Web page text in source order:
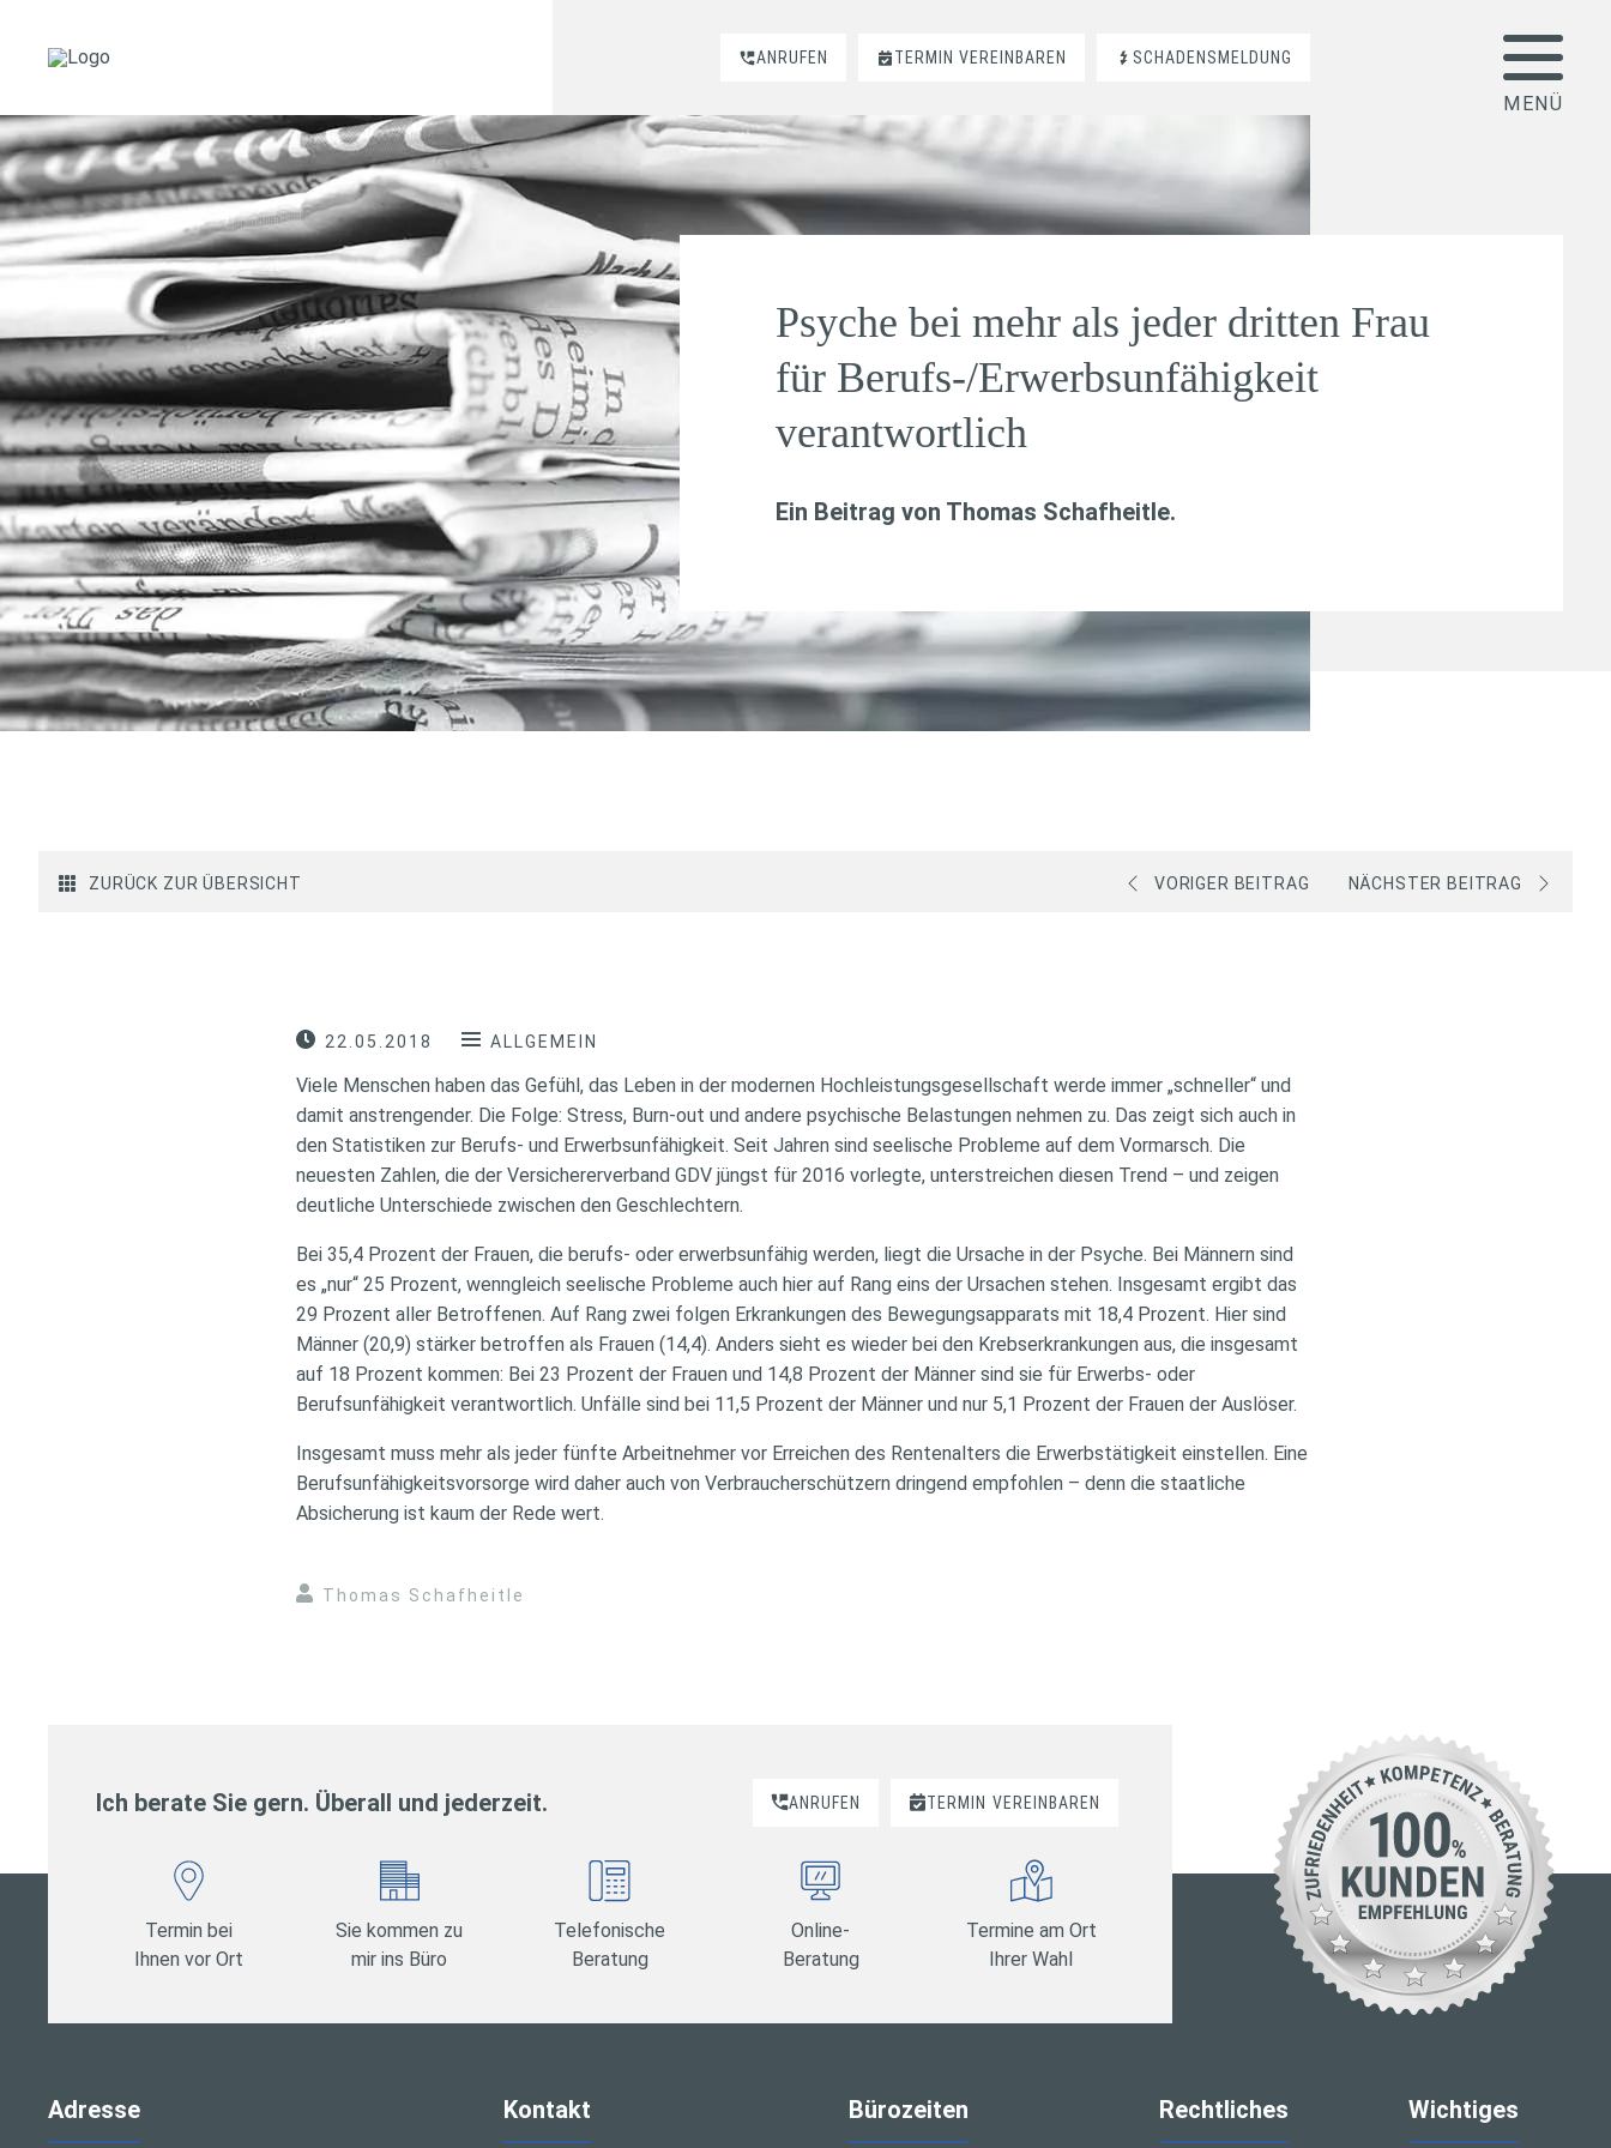
ANRUFEN TERMIN VEREINBAREN SCHADENSMELDUNG
Psyche bei mehr als jeder dritten Frau
für Berufs-/Erwerbsunfähigkeit
verantwortlich
Ein Beitrag von Thomas Schafheitle.
ZURÜCK ZUR ÜBERSICHT VORIGER BEITRAG NÄCHSTER BEITRAG
22.05.2018 ALLGEMEIN
Viele Menschen haben das Gefühl, das Leben in der modernen Hochleistungsgesellschaft werde immer „schneller“ und
damit anstrengender. Die Folge: Stress, Burn-out und andere psychische Belastungen nehmen zu. Das zeigt sich auch in
den Statistiken zur Berufs- und Erwerbsunfähigkeit. Seit Jahren sind seelische Probleme auf dem Vormarsch. Die
neuesten Zahlen, die der Versichererverband GDV jüngst für 2016 vorlegte, unterstreichen diesen Trend – und zeigen
deutliche Unterschiede zwischen den Geschlechtern.
Bei 35,4 Prozent der Frauen, die berufs- oder erwerbsunfähig werden, liegt die Ursache in der Psyche. Bei Männern sind
es „nur“ 25 Prozent, wenngleich seelische Probleme auch hier auf Rang eins der Ursachen stehen. Insgesamt ergibt das
29 Prozent aller Betroffenen. Auf Rang zwei folgen Erkrankungen des Bewegungsapparats mit 18,4 Prozent. Hier sind
Männer (20,9) stärker betroffen als Frauen (14,4). Anders sieht es wieder bei den Krebserkrankungen aus, die insgesamt
auf 18 Prozent kommen: Bei 23 Prozent der Frauen und 14,8 Prozent der Männer sind sie für Erwerbs- oder
Berufsunfähigkeit verantwortlich. Unfälle sind bei 11,5 Prozent der Männer und nur 5,1 Prozent der Frauen der Auslöser.
Insgesamt muss mehr als jeder fünfte Arbeitnehmer vor Erreichen des Rentenalters die Erwerbstätigkeit einstellen. Eine
Berufsunfähigkeitsvorsorge wird daher auch von Verbraucherschützern dringend empfohlen – denn die staatliche
Absicherung ist kaum der Rede wert.
Thomas Schafheitle
Ich berate Sie gern. Überall und jederzeit. ANRUFEN TERMIN VEREINBAREN
Termin bei
Ihnen vor Ort
Sie kommen zu
mir ins Büro
Telefonische
Beratung
Online-
Beratung
Termine am Ort
Ihrer Wahl
Adresse Kontakt Bürozeiten Rechtliches Wichtiges